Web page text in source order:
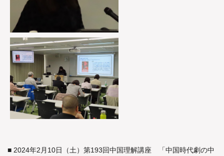
■ 2024年2月10日（土）第193回中国理解講座 「中国時代劇の中